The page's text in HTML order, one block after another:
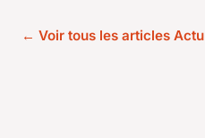
← Voir tous les articles Actu